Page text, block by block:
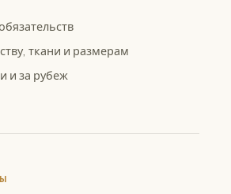
ткани и размерам
и за рубеж